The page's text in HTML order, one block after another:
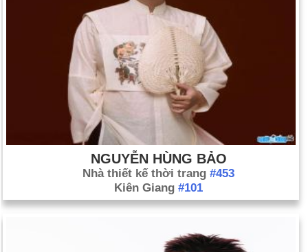
để đến Thái Bình Dương.
Ngày 28-11 năm 1919:
Lady Astor sinh ra ở Mỹ đã trở thành
người phụ nữ đầu tiên ngồi vào Quốc hội Anh.
Ngày 28-11 năm 1942:Gần 500 người chết trong vụ cháy hộp
đêm Coconut Grove ở Boston.
Ngày 28-11 năm 1943:
Churchill, Roosevelt và Stalin gặp
nhau tại Tehran trong cuộc gặp đầu tiên của họ trong Thế chiến
Ngày 28-11 năm 1964:Tàu vũ trụ Mariner 4 của Hoa Kỳ đã
phóng — trên đường thực hiện sứ mệnh thành công đầu tiên
NGUYỄN HÙNG BẢO
Nhà thiết kế thời trang #453
Kiên Giang #101